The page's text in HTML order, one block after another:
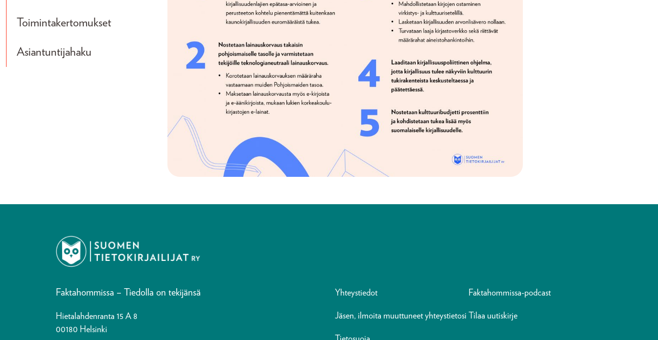
Toimintakertomukset
Asiantuntijahaku
Faktahommissa – Tiedolla on tekijänsä
Hietalahdenranta 15 A 8
00180 Helsinki
Yhteystiedot Faktahommissa-podcast
Jäsen, ilmoita muuttuneet yhteystietosi Tilaa uutiskirje